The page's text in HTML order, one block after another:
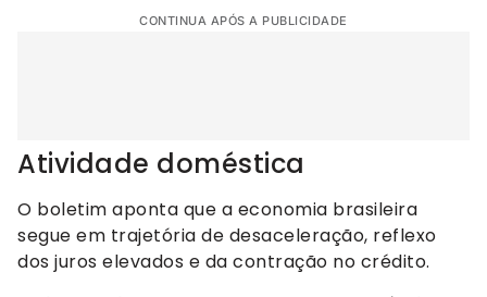
CONTINUA APÓS A PUBLICIDADE
Atividade doméstica
O boletim aponta que a economia brasileira
segue em trajetória de desaceleração, reflexo
dos juros elevados e da contração no crédito.